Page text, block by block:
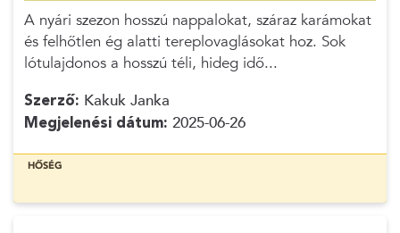
A nyári szezon hosszú nappalokat, száraz karámokat
és felhőtlen ég alatti tereplovaglásokat hoz. Sok
lótulajdonos a hosszú téli, hideg idő...
Szerző: Kakuk Janka
Megjelenési dátum: 2025-06-26
HŐSÉG